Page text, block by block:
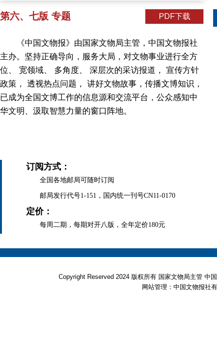
第六、七版 专题 PDF下载
《中国文物报》由国家文物局主管，中国文物报社
主办。坚持正确导向，服务大局，对文物事业进行全方
位、 宽领域、 多角度、 深层次的采访报道， 宣传方针
政策， 透视热点问题， 讲好文物故事，传播文博知识，
已成为全国文博工作的信息源和交流平台，公众感知中
华文明、汲取智慧力量的窗口阵地。
订阅方式：
全国各地邮局可随时订阅
邮局发行代号1-151，国内统一刊号CN11-0170
定价：
每周二期，每期对开八版，全年定价180元
Copyright Reserved 2024 版权所有 国家文物局主管
网站管理：中国文物报社